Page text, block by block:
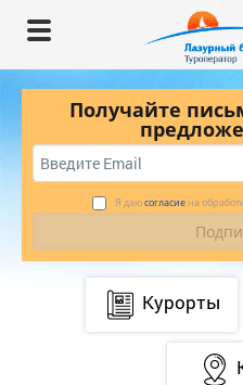
Получайте
Я даюсогласие на
Курорты